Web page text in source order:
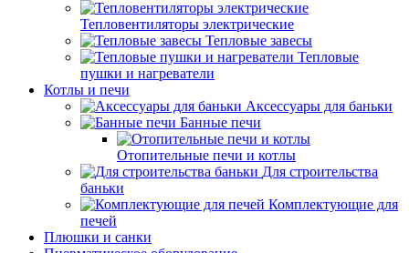
Тепловентиляторы электрические
Тепловые завесы
Тепловые
пушки и нагреватели
Котлы и печи
Аксессуары для баньки
Банные печи
Отопительные печи и котлы
Для строительства
баньки
Комплектующие для
печей
Плюшки и санки